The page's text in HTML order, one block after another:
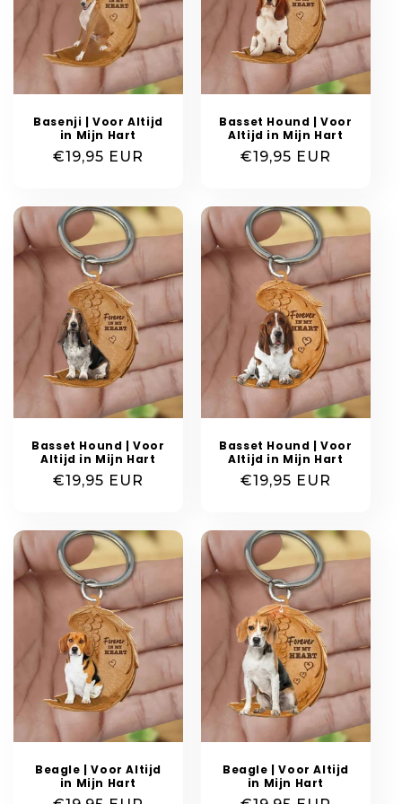
Basenji | Voor Altijd
in Mijn Hart
Normale
€19,95 EUR
Basset Hound | Voor
Altijd in Mijn Hart
Normale
€19,95 EUR
Basset Hound | Voor
Altijd in Mijn Hart
Normale
€19,95 EUR
Basset Hound | Voor
Altijd in Mijn Hart
Normale
€19,95 EUR
Beagle | Voor Altijd
in Mijn Hart
Beagle | Voor Altijd
in Mijn Hart